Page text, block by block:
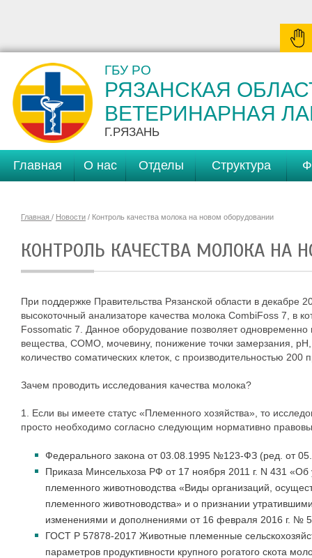
ГБУ РО
РЯЗАНСКАЯ
ВЕТЕРИНАРНАЯ
Г.РЯЗАНЬ
Главная О нас Отделы Структура
Главная / Новости / Контроль качества молока на новом оборудовании
КОНТРОЛЬ КАЧЕСТВА МОЛОКА НА
При поддержке Правительства Рязанской области в декабре
высокоточный анализаторе качества молока CombiFoss 7, в
Fossomatic 7. Данное оборудование позволяет одновременно
вещества, СОМО, мочевину, понижение точки замерзания, pH,
количество соматических клеток, с производительностью 200
Зачем проводить исследования качества молока?
1. Если вы имеете статус «Племенного хозяйства», то
просто необходимо согласно следующим нормативно
Федерального закона от 03.08.1995 №123-ФЗ (ред. от
Приказа Минсельхоза РФ от 17 ноября 2011 г. N 431 «Об
племенного животноводства «Виды организаций,
племенного животноводства» и о признании
изменениями и дополнениями от 16 февраля 2016 г. №
ГОСТ Р 57878-2017 Животные племенные
параметров продуктивности крупного рогатого скота